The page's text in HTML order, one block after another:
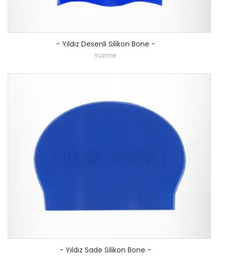
- Yıldız Desenli Silikon Bone -
Yüzme
-Yıldız Sade Silikon Bone -